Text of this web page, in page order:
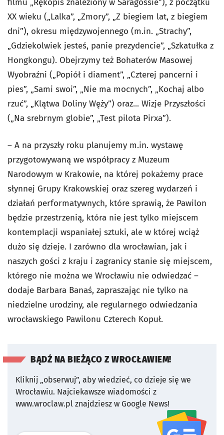
filmu „Rękopis znaleziony w Saragossie”), z początku
XX wieku („Lalka”, „Zmory”, „Z biegiem lat, z biegiem
dni”), okresu międzywojennego (m.in. „Strachy”,
„Gdziekolwiek jesteś, panie prezydencie”, „Szkatułka z
Hongkongu). Obejrzymy też Bohaterów Masowej
Wyobraźni („Popiół i diament”, „Czterej pancerni i
pies”, „Sami swoi”, „Nie ma mocnych”, „Kochaj albo
rzuć”, „Klątwa Doliny Węży”) oraz... Wizje Przyszłości
(„Na srebrnym globie”, „Test pilota Pirxa”).
– A na przyszły roku planujemy m.in. wystawę
przygotowywaną we współpracy z Muzeum
Narodowym w Krakowie, na której pokażemy prace
słynnej Grupy Krakowskiej oraz szereg wydarzeń i
działań performatywnych, które sprawią, że Pawilon
będzie przestrzenią, która nie jest tylko miejscem
kontemplacji wspaniałej sztuki, ale w której wciąż
dużo się dzieje. I zarówno dla wrocławian, jak i
naszych gości z kraju i zagranicy stanie się miejscem,
którego nie można we Wrocławiu nie odwiedzać –
dodaje Barbara Banaś, zapraszając nie tylko na
niedzielne urodziny, ale regularnego odwiedzania
wrocławskiego Pawilonu Czterech Kopuł.
BĄDŹ NA BIEŻĄCO Z WROCŁAWIEM!
Kliknij „obserwuj”, aby wiedzieć, co dzieje się we
Wrocławiu. Najciekawsze wiadomości z
www.wroclaw.pl znajdziesz w Google News!